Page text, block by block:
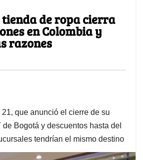
de ropa cierra
en Colombia y
razones
que anunció el cierre de su
Bogotá y descuentos hasta del
tendrían el mismo destino